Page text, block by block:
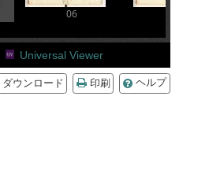
06
Universal Viewer
ダウンロード 印刷 ヘルプ